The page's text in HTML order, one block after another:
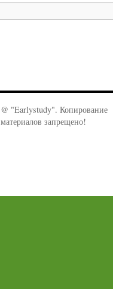
@ "Earlystudy". Копирование
материалов запрещено!